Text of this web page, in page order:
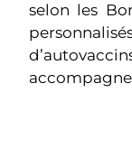
selon les